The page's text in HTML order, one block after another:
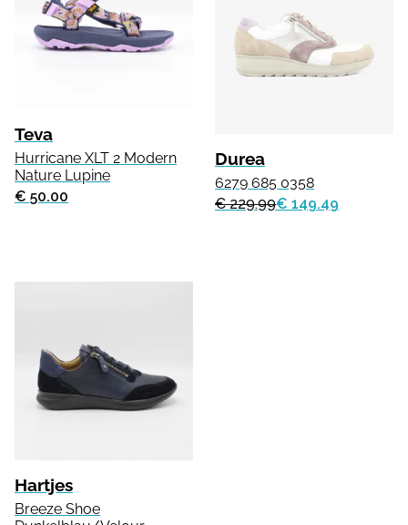
Teva
Hurricane XLT 2 Modern
Nature Lupine
€ 50.00
Durea
6279 685 0358
€ 229.99€ 149.49
Hartjes
Breeze Shoe